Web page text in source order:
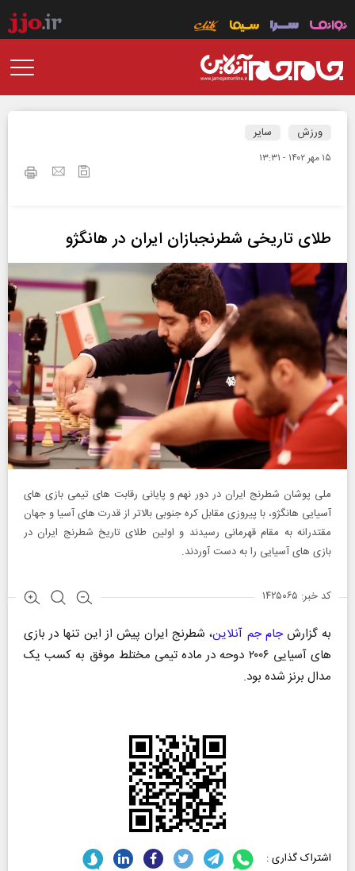
ورزش سایر
۱۵ مهر ۱۴۰۲ - ۱۳:۳۱
طلای تاریخی شطرنجبازان ایران در هانگژو
ملی پوشان شطرنج ایران در دور نهم و پایانی رقابت های تیمی بازی های
آسیایی هانگژو، با پیروزی مقابل کره جنوبی بالاتر از قدرت های آسیا و جهان
مقتدرانه به مقام قهرمانی رسیدند و اولین طلای تاریخ شطرنج ایران در
بازی های آسیایی را به دست آوردند.
کد خبر: ۱۴۲۵۰۶۵
به گزارشجام جم آنلاین، شطرنج ایران پیش از این تنها در بازی
های آسیایی ۲۰۰۶ دوحه در ماده تیمی مختلط موفق به کسب یک
مدال برنز شده بود.
اشتراک گذاری :